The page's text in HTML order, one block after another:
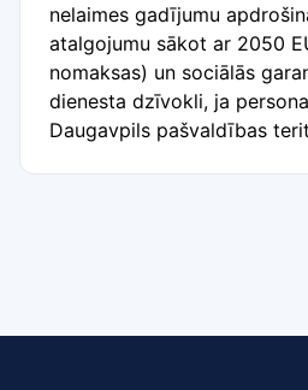
nelaimes gadījumu
atalgojumu sākot ar 2050
nomaksas) un sociālās
dienesta dzīvokli, ja
Daugavpils pašvaldības